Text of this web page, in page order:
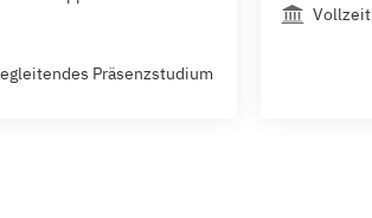
Präsenzstudium
Vollzeit